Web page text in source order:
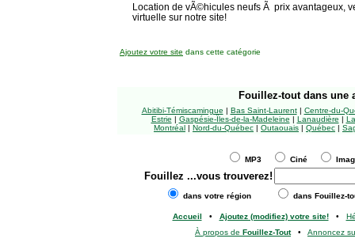
Location de vÃ©hicules neufs Ã prix avantageux,
virtuelle sur notre site!
Ajoutez votre site dans cette catégorie
Fouillez-tout dans une
Abitibi-Témiscamingue | Bas Saint-Laurent| Centre-du-
Estrie | Gaspésie-Îles-de-la-Madeleine | Lanaudière |
Montréal | Nord-du-Québec | Outaouais | Québec |
MP3 Ciné
Fouillez ...vous trouverez!
dans votre région dans Fouillez-
Accueil • Ajoutez (modifiez) votre site!•
À propos de Fouillez-Tout• Annoncez